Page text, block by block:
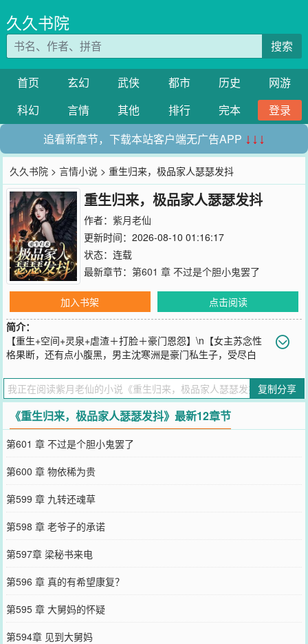
久久书院
搜索
首页 玄幻 武侠 都市 历史
网游
科幻
言情 其他 排行 完本
登录
追看新章节，下载本站客户端无广告APP ↓↓↓
久久书院 >言情小说 > 重生归来，极品家人瑟瑟发抖
重生归来，极品家人瑟瑟发抖
作者： 紫月老仙
更新时间：2026-08-10 01:16:17
状态：连载
最新章节： 第601 章 不过是个胆小鬼罢了
加入书架
点击阅读
简介：
【重生+空间+灵泉+虐渣＋打脸＋豪门恩怨】\n【女主苏念性
格果断，还有点小腹黑，男主沈寒洲是豪门私生子，受尽白
争又抢，在爱情上却是恋爱脑，性格反差大。】\n前世，母亲死后，
父亲带着哥哥再婚，苏念被丢在乡下，跟着爷爷长大。\n十八岁那
年，爷爷得了癌症，放心不下苏念，临终之际，用恩情为她求来一段
姻缘，让她嫁给豪门沈家长子沈成哲，苏念原本以为，这段婚姻是她
逆天改命的机会，谁想到这竟然是催命符。\n最后苏念被后妈、妹妹
害死、、\n重生后，苏念果断放弃了跟沈成哲的婚约，得到了一枚玉
镯，她意外得到了一个玉镯空间，有了空间。\n苏念一步步提高自己
的能力，向极品家人复仇，揭开了母亲死亡的真相，撕开了后妈恶毒
的嘴脸，更得知了亲哥哥，被调换的秘密、、\n苏念这辈子，不想跟
沈家人有纠缠，却无疑间救了沈寒洲一命，他是沈老爷子的私生子，
无意间卷入到，沈家的豪门恩怨中、、、\n苏念渐渐意识到，收下沈
老爷子玉镯那刻起，注定了，她就跟沈家人，开启了宿命的轮回。
您要是觉得《 重生归来，极品家人瑟瑟发抖
向您QQ群和微博微信里的朋友推荐哦！
复制分享
《重生归来，极品家人瑟瑟发抖》最新12章节
第601 章 不过是个胆小鬼罢了
第600 章 物依稀为贵
第599 章 九转还魂草
第598 章 老爷子的承诺
第597章 梁秘书来电
第596 章 真的有希望康复？
第595 章 大舅妈的怀疑
第594章 见到大舅妈